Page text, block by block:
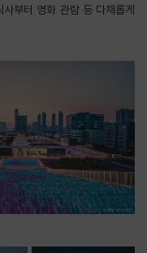
부터 영화 관람 등 다채롭게